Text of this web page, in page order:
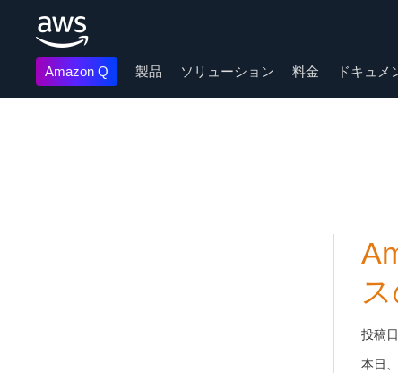
Amazon Q 製品 ソリューション 料金 ドキュメ
投稿
本日